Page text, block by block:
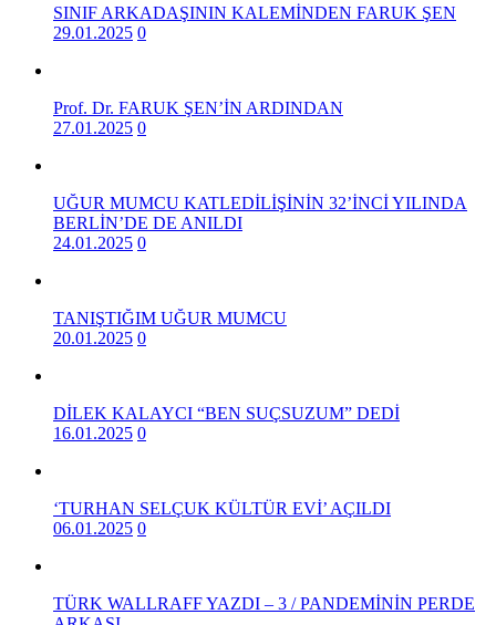
SINIF ARKADAŞININ KALEMİNDEN FARUK ŞEN
29.01.2025 0
Prof. Dr. FARUK ŞEN’İN ARDINDAN
27.01.2025 0
UĞUR MUMCU KATLEDİLİŞİNİN 32’İNCİ YILINDA
BERLİN’DE DE ANILDI
24.01.2025 0
TANIŞTIĞIM UĞUR MUMCU
20.01.2025 0
DİLEK KALAYCI “BEN SUÇSUZUM” DEDİ
16.01.2025 0
‘TURHAN SELÇUK KÜLTÜR EVİ’ AÇILDI
06.01.2025 0
TÜRK WALLRAFF YAZDI – 3 / PANDEMİNİN PERDE